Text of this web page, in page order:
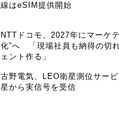
線はeSIM提供開始
NTTドコモ、2027年にマーケ
化”へ 「現場社員も納得の切
ェント作る」
古野電気、LEO衛星測位サー
星から実信号を受信